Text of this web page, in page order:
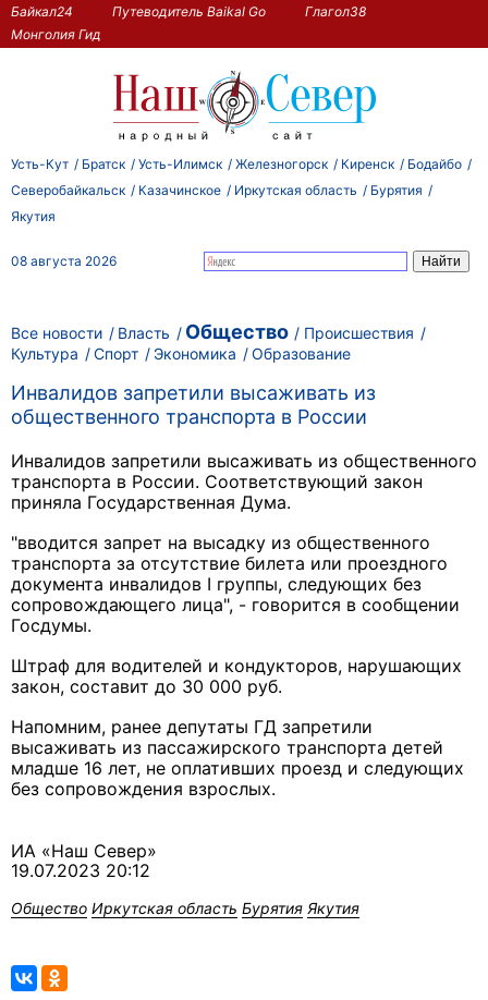
Байкал24 Путеводитель Baikal Go
Глагол38
Монголия Гид
Усть-Кут Братск Усть-Илимск Железногорск Киренск
Бодайбо
Северобайкальск
Казачинское Иркутская область
Бурятия
Якутия
08 августа 2026
Все новости Власть Общество
Происшествия
Культура
Спорт Экономика Образование
Инвалидов запретили высаживать из
общественного транспорта в России
Инвалидов запретили высаживать из общественного
транспорта в России. Соответствующий закон
приняла Государственная Дума.
"вводится запрет на высадку из общественного
транспорта за отсутствие билета или проездного
документа инвалидов I группы, следующих без
сопровождающего лица", - говорится в сообщении
Госдумы.
Штраф для водителей и кондукторов, нарушающих
закон, составит до 30 000 руб.
Напомним, ранее депутаты ГД запретили
высаживать из пассажирского транспорта детей
младше 16 лет, не оплативших проезд и следующих
без сопровождения взрослых.
ИА «Наш Север»
19.07.2023 20:12
Общество Иркутская область Бурятия Якутия